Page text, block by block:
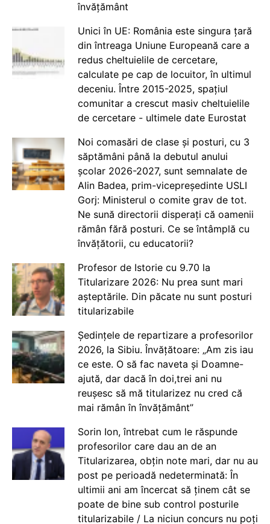
învățământ
Unici în UE: România este singura țară
din întreaga Uniune Europeană care a
redus cheltuielile de cercetare,
calculate pe cap de locuitor, în ultimul
deceniu. Între 2015-2025, spațiul
comunitar a crescut masiv cheltuielile
de cercetare - ultimele date Eurostat
Noi comasări de clase și posturi, cu 3
săptămâni până la debutul anului
școlar 2026-2027, sunt semnalate de
Alin Badea, prim-vicepreședinte USLI
Gorj: Ministerul o comite grav de tot.
Ne sună directorii disperați că oamenii
rămân fără posturi. Ce se întâmplă cu
învățătorii, cu educatorii?
Profesor de Istorie cu 9.70 la
Titularizare 2026: Nu prea sunt mari
așteptările. Din păcate nu sunt posturi
titularizabile
Ședințele de repartizare a profesorilor
2026, la Sibiu. Învățătoare: „Am zis iau
ce este. O să fac naveta și Doamne-
ajută, dar dacă în doi,trei ani nu
reușesc să mă titularizez nu cred că
mai rămân în învățământ”
Sorin Ion, întrebat cum le răspunde
profesorilor care dau an de an
Titularizarea, obțin note mari, dar nu au
post pe perioadă nedeterminată: În
ultimii ani am încercat să ținem cât se
poate de bine sub control posturile
titularizabile / La niciun concurs nu poți